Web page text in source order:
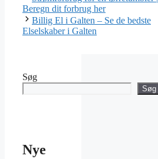
Beregn dit forbrug her
Billig El i Galten – Se de bedste
Elselskaber i Galten
Søg
Søg
Nye